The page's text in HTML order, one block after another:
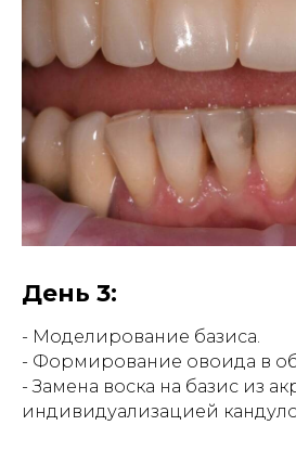
День 3:
- Моделирование базиса.
- Формирование овоида в
- Замена воска на базис из
индивидуализацией